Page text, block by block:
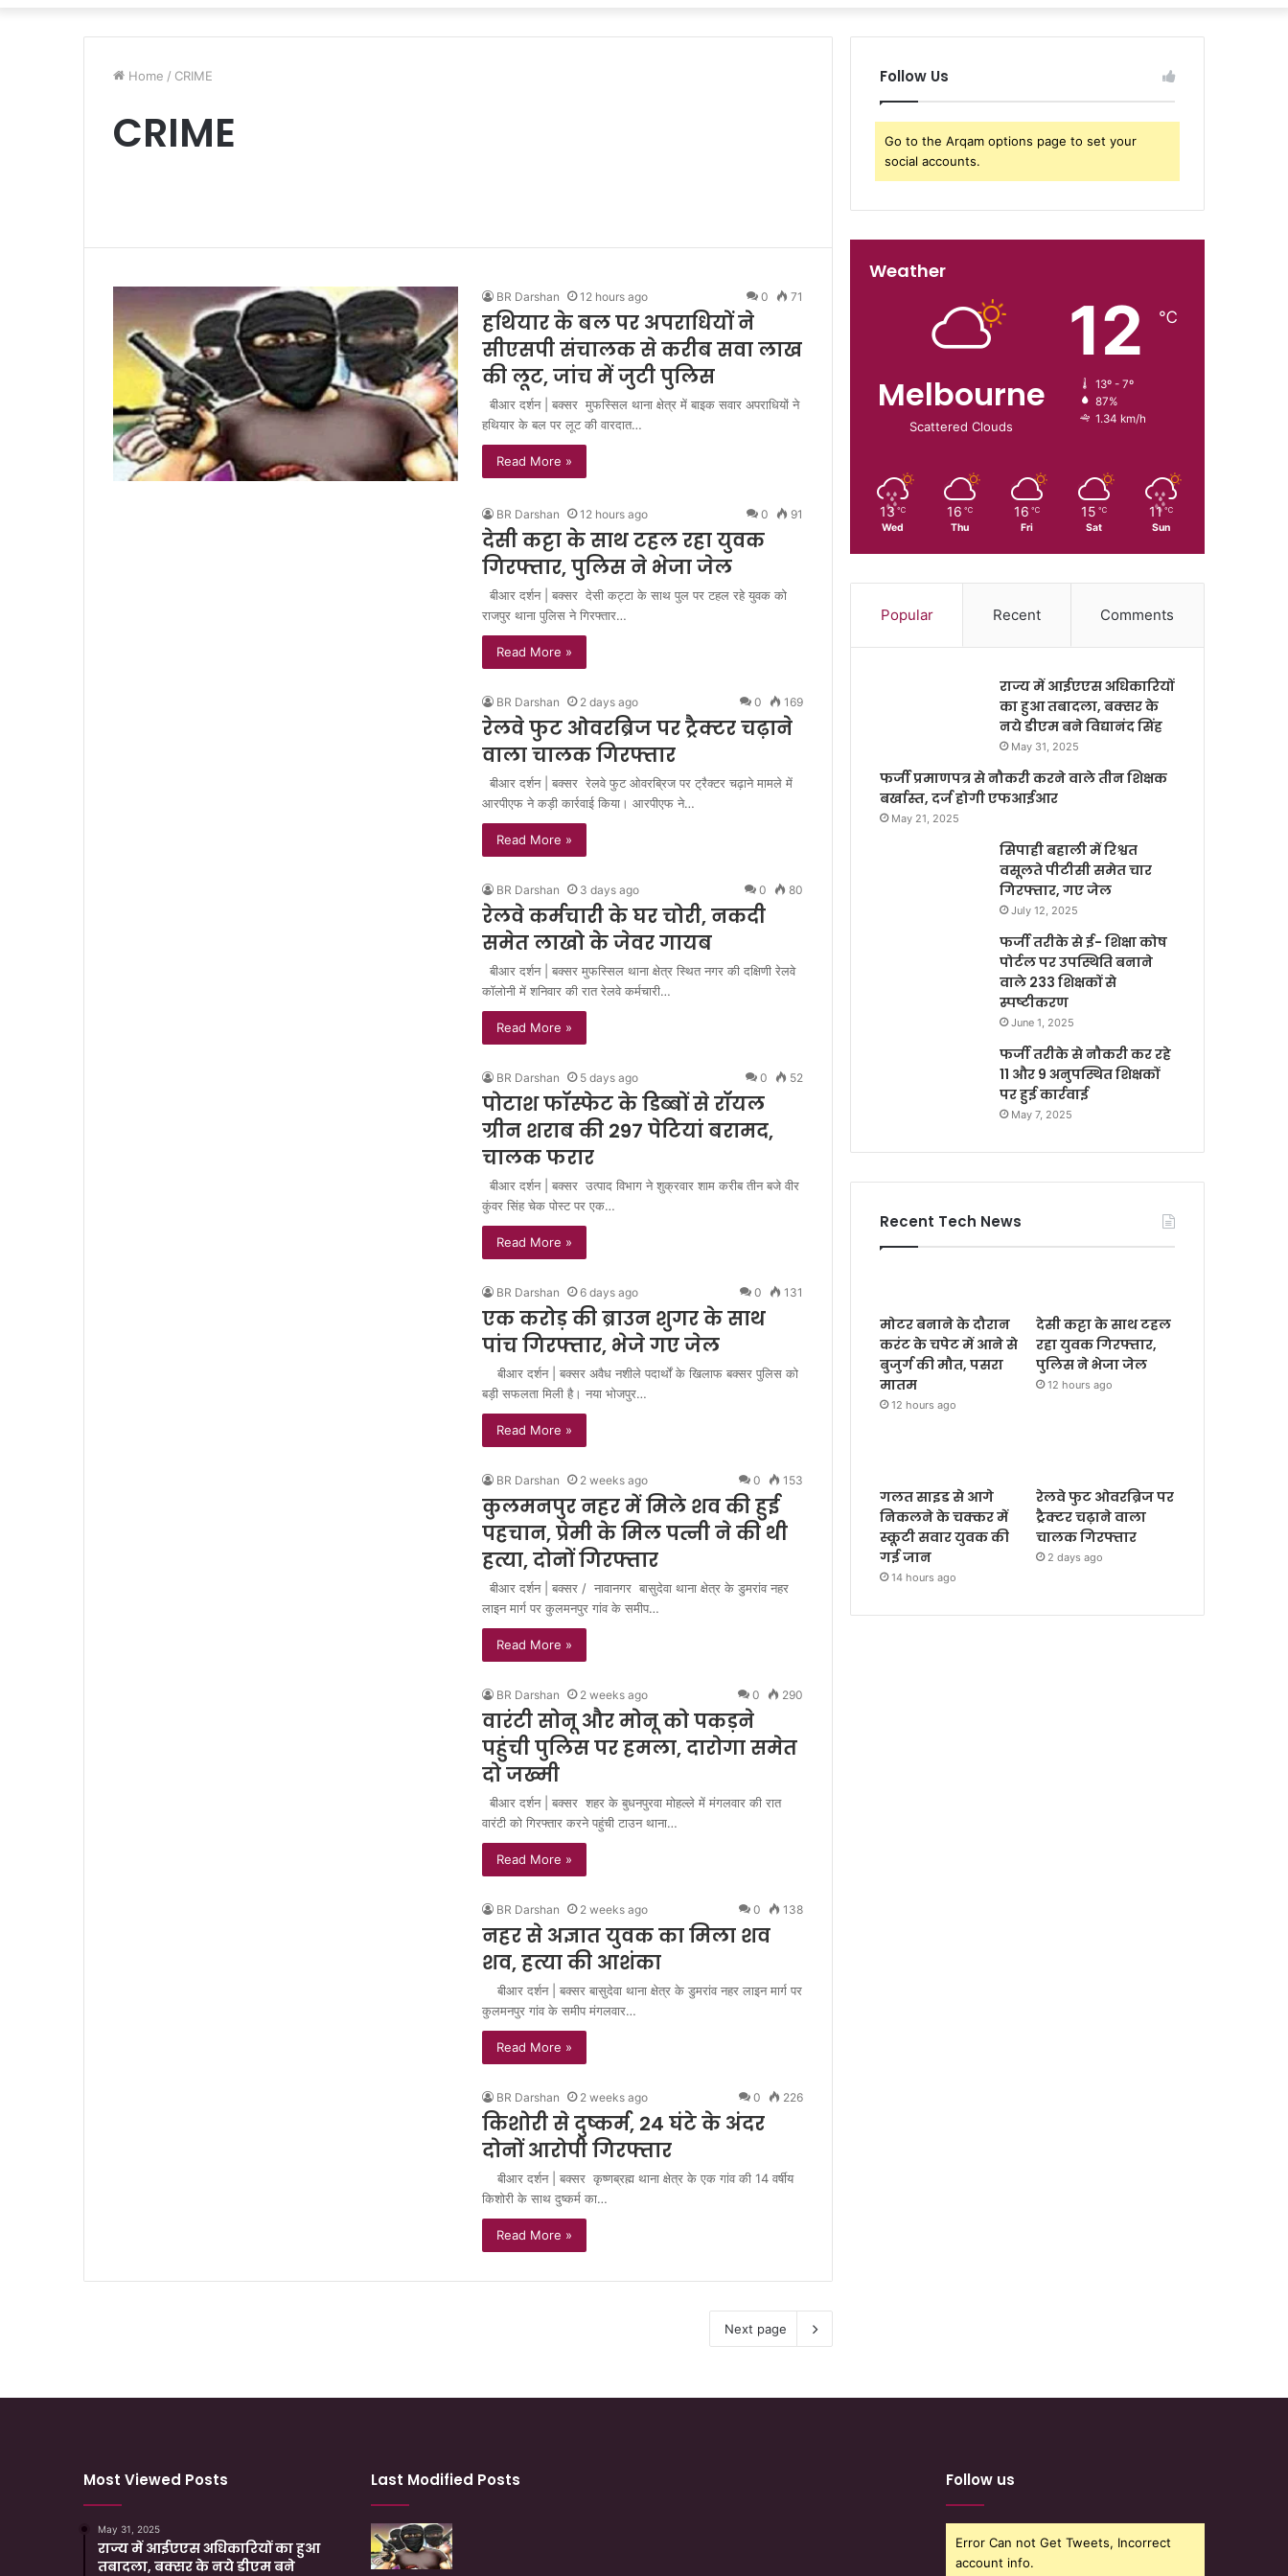
Home / CRIME
CRIME
BR Darshan 12 hours ago 0 71
हथियार के बल पर अपराधियों ने
सीएसपी संचालक से करीब सवा लाख
की लूट, जांच में जुटी पुलिस
बीआर दर्शन | बक्सर मुफस्सिल थाना क्षेत्र में बाइक सवार अपराधियों ने
हथियार के बल पर लूट की वारदात…
Read More »
BR Darshan 12 hours ago 0 91
देसी कट्टा के साथ टहल रहा युवक
गिरफ्तार, पुलिस ने भेजा जेल
बीआर दर्शन | बक्सर देसी कट्टा के साथ पुल पर टहल रहे युवक को
राजपुर थाना पुलिस ने गिरफ्तार…
Read More »
BR Darshan 2 days ago 0 169
रेलवे फुट ओवरब्रिज पर ट्रैक्टर चढ़ाने
वाला चालक गिरफ्तार
बीआर दर्शन | बक्सर रेलवे फुट ओवरब्रिज पर ट्रैक्टर चढ़ाने मामले में
आरपीएफ ने कड़ी कार्रवाई किया। आरपीएफ ने…
Read More »
BR Darshan 3 days ago 0 80
रेलवे कर्मचारी के घर चोरी, नकदी
समेत लाखो के जेवर गायब
बीआर दर्शन | बक्सर मुफस्सिल थाना क्षेत्र स्थित नगर की दक्षिणी रेलवे
कॉलोनी में शनिवार की रात रेलवे कर्मचारी…
Read More »
BR Darshan 5 days ago 0 52
पोटाश फॉस्फेट के डिब्बों से रॉयल
ग्रीन शराब की 297 पेटियां बरामद,
चालक फरार
बीआर दर्शन | बक्सर उत्पाद विभाग ने शुक्रवार शाम करीब तीन बजे वीर
कुंवर सिंह चेक पोस्ट पर एक…
Read More »
BR Darshan 6 days ago 0 131
एक करोड़ की ब्राउन शुगर के साथ
पांच गिरफ्तार, भेजे गए जेल
बीआर दर्शन | बक्सर अवैध नशीले पदार्थों के खिलाफ बक्सर पुलिस को
बड़ी सफलता मिली है। नया भोजपुर…
Read More »
BR Darshan 2 weeks ago 0 153
कुलमनपुर नहर में मिले शव की हुई
पहचान, प्रेमी के मिल पत्नी ने की थी
हत्या, दोनों गिरफ्तार
बीआर दर्शन | बक्सर / नावानगर बासुदेवा थाना क्षेत्र के डुमरांव नहर
लाइन मार्ग पर कुलमनपुर गांव के समीप…
Read More »
BR Darshan 2 weeks ago 0 290
वारंटी सोनू और मोनू को पकड़ने
पहुंची पुलिस पर हमला, दारोगा समेत
दो जख्मी
बीआर दर्शन | बक्सर शहर के बुधनपुरवा मोहल्ले में मंगलवार की रात
वारंटी को गिरफ्तार करने पहुंची टाउन थाना…
Read More »
BR Darshan 2 weeks ago 0 138
नहर से अज्ञात युवक का मिला शव
शव, हत्या की आशंका
बीआर दर्शन | बक्सर बासुदेवा थाना क्षेत्र के डुमरांव नहर लाइन मार्ग पर
कुलमनपुर गांव के समीप मंगलवार…
Read More »
BR Darshan 2 weeks ago 0 226
किशोरी से दुष्कर्म, 24 घंटे के अंदर
दोनों आरोपी गिरफ्तार
बीआर दर्शन | बक्सर कृष्णब्रह्म थाना क्षेत्र के एक गांव की 14 वर्षीय
किशोरी के साथ दुष्कर्म का…
Read More »
Next page
Follow Us
Go to the Arqam options page to set your
social accounts.
Weather
Melbourne
Scattered Clouds
12 ℃
13º - 7º
87%
1.34 km/h
13 ℃
Wed
16 ℃
Thu
16 ℃
Fri
15 ℃
Sat
11 ℃
Sun
Popular Recent Comments
राज्य में आईएएस अधिकारियों
का हुआ तबादला, बक्सर के
नये डीएम बने विद्यानंद सिंह
May 31, 2025
फर्जी प्रमाणपत्र से नौकरी करने वाले तीन शिक्षक
बर्खास्त, दर्ज होगी एफआईआर
May 21, 2025
सिपाही बहाली में रिश्वत
वसूलते पीटीसी समेत चार
गिरफ्तार, गए जेल
July 12, 2025
फर्जी तरीके से ई- शिक्षा कोष
पोर्टल पर उपस्थिति बनाने
वाले 233 शिक्षकों से
स्पष्टीकरण
June 1, 2025
फर्जी तरीके से नौकरी कर रहे
11 और 9 अनुपस्थित शिक्षकों
पर हुई कार्रवाई
May 7, 2025
Recent Tech News
मोटर बनाने के दौरान
करंट के चपेट में आने से
बुजुर्ग की मौत, पसरा
मातम
12 hours ago
देसी कट्टा के साथ टहल
रहा युवक गिरफ्तार,
पुलिस ने भेजा जेल
12 hours ago
गलत साइड से आगे
निकलने के चक्कर में
स्कूटी सवार युवक की
गई जान
14 hours ago
रेलवे फुट ओवरब्रिज पर
ट्रैक्टर चढ़ाने वाला
चालक गिरफ्तार
2 days ago
Most Viewed Posts
May 31, 2025
राज्य में आईएएस अधिकारियों का हुआ
तबादला, बक्सर के नये डीएम बने
Last Modified Posts Follow us
Error Can not Get Tweets, Incorrect
account info.